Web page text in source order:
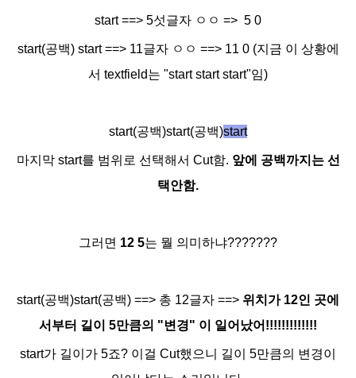
start ==> 5섯글자 ㅇㅇ => 5 0
start(공백) start ==> 11글자 ㅇㅇ ==> 11 0 (지금 이 상황에
서 textfield는 "start start start"임)
start(공백)start(공백)start
마지막 start를 범위로 선택해서 Cut함. 앞에 공백까지는 선
택안함.
그러면 12 5는 뭘 의미하냐???????
start(공백)start(공백) ==> 총 12글자 ==> 위치가 12인 곳에
서부터 길이 5만큼의 "변경" 이 일어났어!!!!!!!!!!!!!
start가 길이가 5죠? 이걸 Cut했으니 길이 5만큼의 변경이